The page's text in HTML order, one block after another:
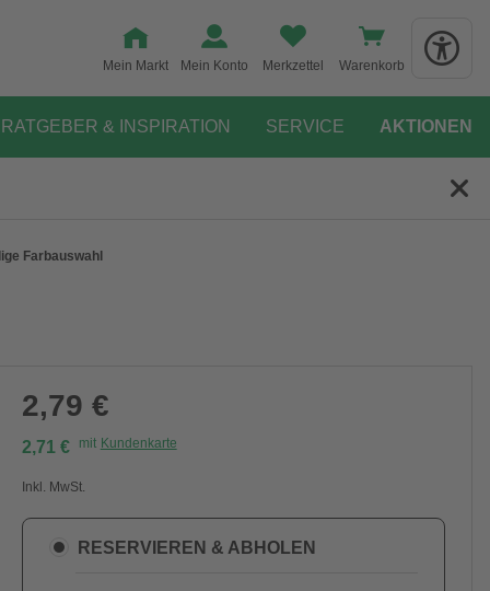
Mein Markt Mein Konto Merkzettel Warenkorb
RATGEBER & INSPIRATION SERVICE AKTIONEN
Farbauswahl
2,79 €
2,71 € mit Kundenkarte
Inkl. MwSt.
RESERVIEREN & ABHOLEN